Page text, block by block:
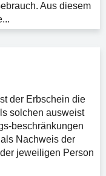
Aus diesem
der Erbschein die
solchen ausweist
beschränkungen
Nachweis der
jeweiligen Person